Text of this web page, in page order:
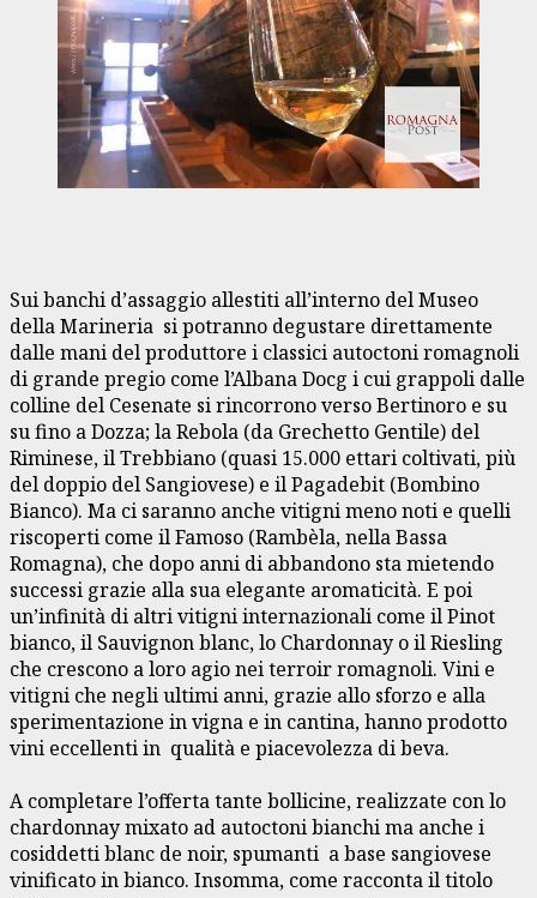
Sui banchi d’assaggio allestiti all’interno del Museo
della Marineria si potranno degustare direttamente
dalle mani del produttore i classici autoctoni romagnoli
di grande pregio come l’Albana Docg i cui grappoli dalle
colline del Cesenate si rincorrono verso Bertinoro e su
su fino a Dozza; la Rebola (da Grechetto Gentile) del
Riminese, il Trebbiano (quasi 15.000 ettari coltivati, più
del doppio del Sangiovese) e il Pagadebit (Bombino
Bianco). Ma ci saranno anche vitigni meno noti e quelli
riscoperti come il Famoso (Rambèla, nella Bassa
Romagna), che dopo anni di abbandono sta mietendo
successi grazie alla sua elegante aromaticità. E poi
un’infinità di altri vitigni internazionali come il Pinot
bianco, il Sauvignon blanc, lo Chardonnay o il Riesling
che crescono a loro agio nei terroir romagnoli. Vini e
vitigni che negli ultimi anni, grazie allo sforzo e alla
sperimentazione in vigna e in cantina, hanno prodotto
vini eccellenti in qualità e piacevolezza di beva.
A completare l’offerta tante bollicine, realizzate con lo
chardonnay mixato ad autoctoni bianchi ma anche i
cosiddetti blanc de noir, spumanti a base sangiovese
vinificato in bianco. Insomma, come racconta il titolo